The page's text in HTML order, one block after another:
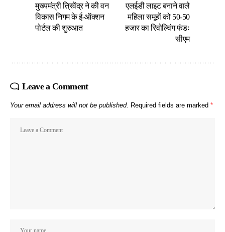
मुख्यमंत्री त्रिवेंद्र ने की वन
विकास निगम के ई-ऑक्शन
पोर्टल की शुरुआत
एलईडी लाइट बनाने वाले
महिला समूहों को 50-50
हजार का रिवोल्विंग फंडः
सीएम
Leave a Comment
Your email address will not be published. Required fields are marked *